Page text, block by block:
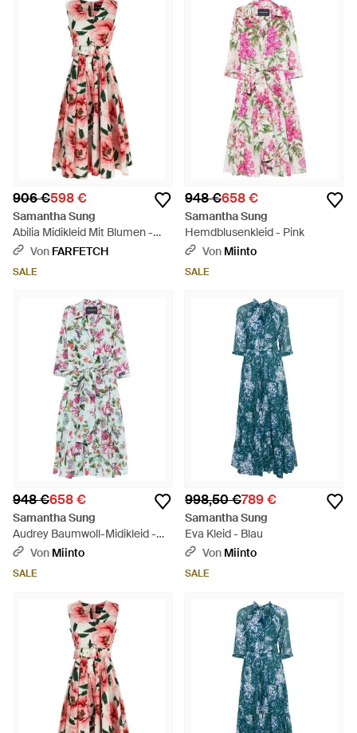
906 €598 €
Samantha Sung
Abilia Midikleid Mit Blumen -
WeißVon FARFETCH
SALE
948 €658 €
Samantha Sung
Hemdblusenkleid - Pink
Von Miinto
SALE
948 €658 €
Samantha Sung
Audrey Baumwoll-Midikleid -
BlauVon Miinto
SALE
998,50 €789 €
Samantha Sung
Eva Kleid - Blau
Von Miinto
SALE